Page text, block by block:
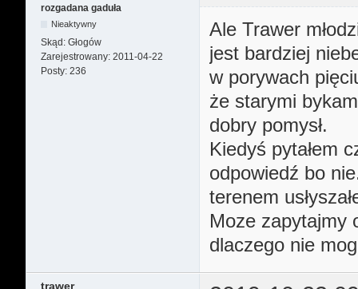
rozgadana gaduła
Nieaktywny
Skąd: Głogów
Zarejestrowany: 2011-04-22
Posty: 236
Ale Trawer
jest bardziej
w porywach
że starymi
dobry pomysł.
Kiedyś pytałem
odpowiedź bo
terenem
Moze zapytajmy
dlaczego nie
trawer